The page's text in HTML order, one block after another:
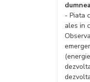
- Piata
ales in